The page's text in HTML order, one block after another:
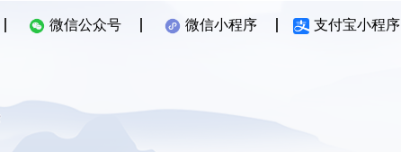
微信公众号 微信小程序 支付宝小程序